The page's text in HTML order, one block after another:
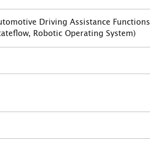
Driving Assistance Functions
Robotic Operating System)